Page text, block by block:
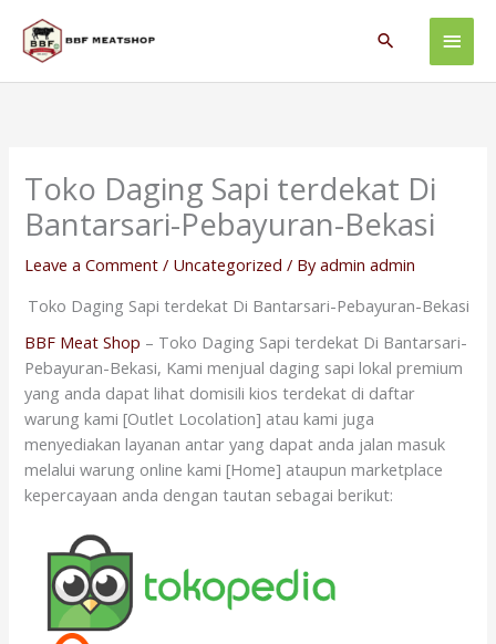
content
Main
Search
Toko Daging Sapi terdekat Di
Bantarsari-Pebayuran-Bekasi
Leave a Comment / Uncategorized / Byadmin admin
Toko Daging Sapi terdekat Di Bantarsari-Pebayuran-Bekasi
BBF Meat Shop – Toko Daging Sapi terdekat Di Bantarsari-
Pebayuran-Bekasi, Kami menjual daging sapi lokal premium
yang anda dapat lihat domisili kios terdekat di daftar
warung kami [Outlet Locolation] atau kami juga
menyediakan layanan antar yang dapat anda jalan masuk
melalui warung online kami [Home] ataupun marketplace
kepercayaan anda dengan tautan sebagai berikut: